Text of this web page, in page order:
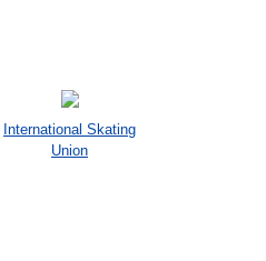
International Skating
Union